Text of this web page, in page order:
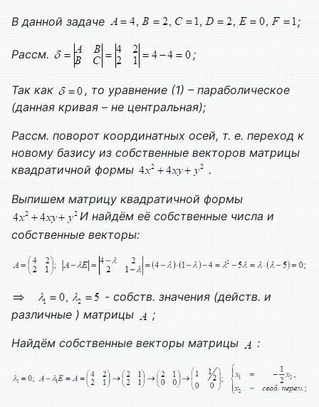
В данной задаче ;
Рассм. ;
Так как
, то уравнение (1) – параболическое
(данная кривая – не центральная);
Рассм. поворот координатных осей, т. е. переход к
новому базису из собственные векторов матрицы
квадратичной формы
.
Выпишем матрицу квадратичной формы
И найдём её собственные числа и
собственные векторы:
- собств. значения (действ. и
различные ) матрицы
;
Найдём собственные векторы матрицы
: